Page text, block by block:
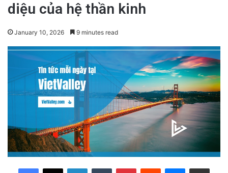
diệu của hệ thần kinh
January 10, 2026 9 minutes read
LinkedInTumblr PinterestReddit Messenger
Share via Email